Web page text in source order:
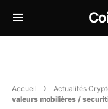
Accueil Actualités
valeurs mobilières /